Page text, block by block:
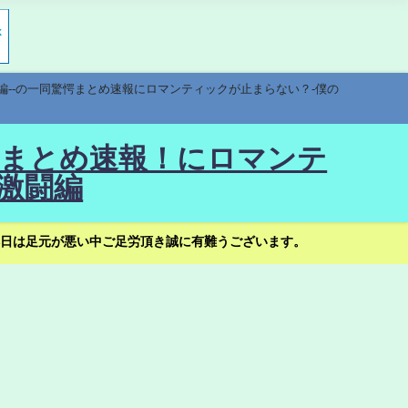
の一同驚愕まとめ速報にロマンティックが止まらない？-僕の
とめ速報！にロマンテ
闘編
足元が悪い中ご足労頂き誠に有難うございます。